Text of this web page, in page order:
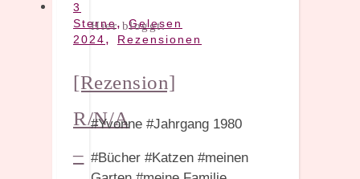
3
Sterne,Gelesen
2024, Rezensionen
[Rezension]
R/N/A
–
Hier bloggt:
#Yvonne #Jahrgang 1980
#Bücher #Katzen #meinen